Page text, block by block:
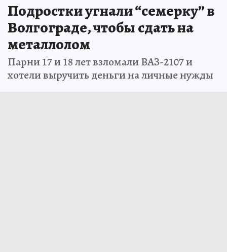
Подростки угнали “семерку” в
Волгограде, чтобы сдать на
металлолом
Парни 17 и 18 лет взломали ВАЗ-2107 и
хотели выручить деньги на личные нужды